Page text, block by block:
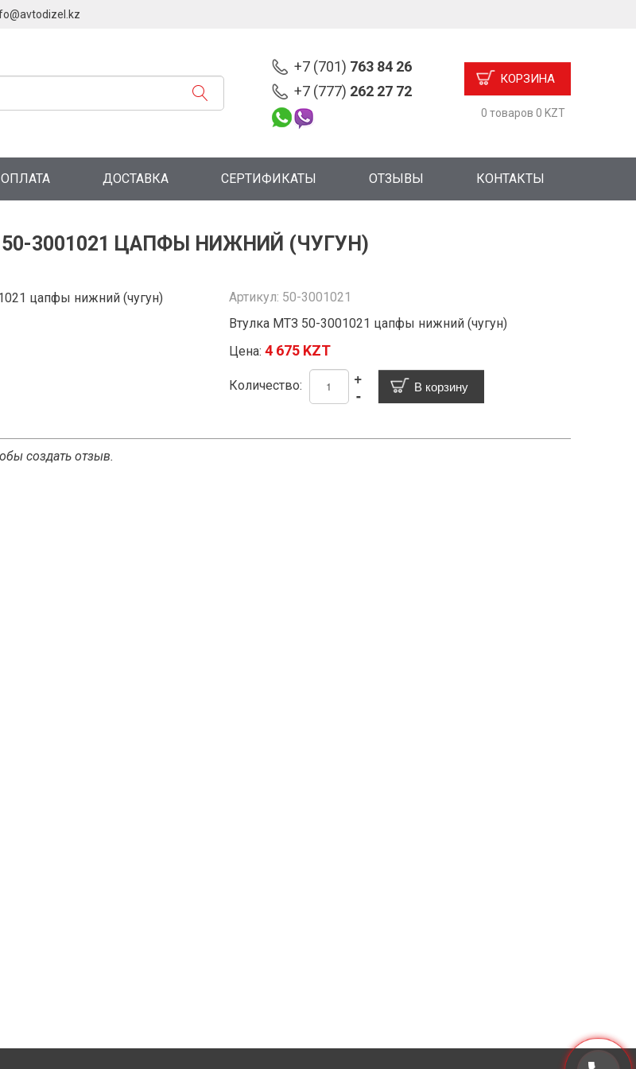
+7 (701) 763 84 26
+7 (777) 262 27 72
КОРЗИНА
0 товаров 0 KZT
ОПЛАТА ДОСТАВКА СЕРТИФИКАТЫ ОТЗЫВЫ КОНТАКТЫ
3001021 ЦАПФЫ НИЖНИЙ (ЧУГУН)
Артикул: 50-3001021
Втулка МТЗ 50-3001021 цапфы нижний (чугун)
Цена: 4 675 KZT
Количество: -
+
создать отзыв.